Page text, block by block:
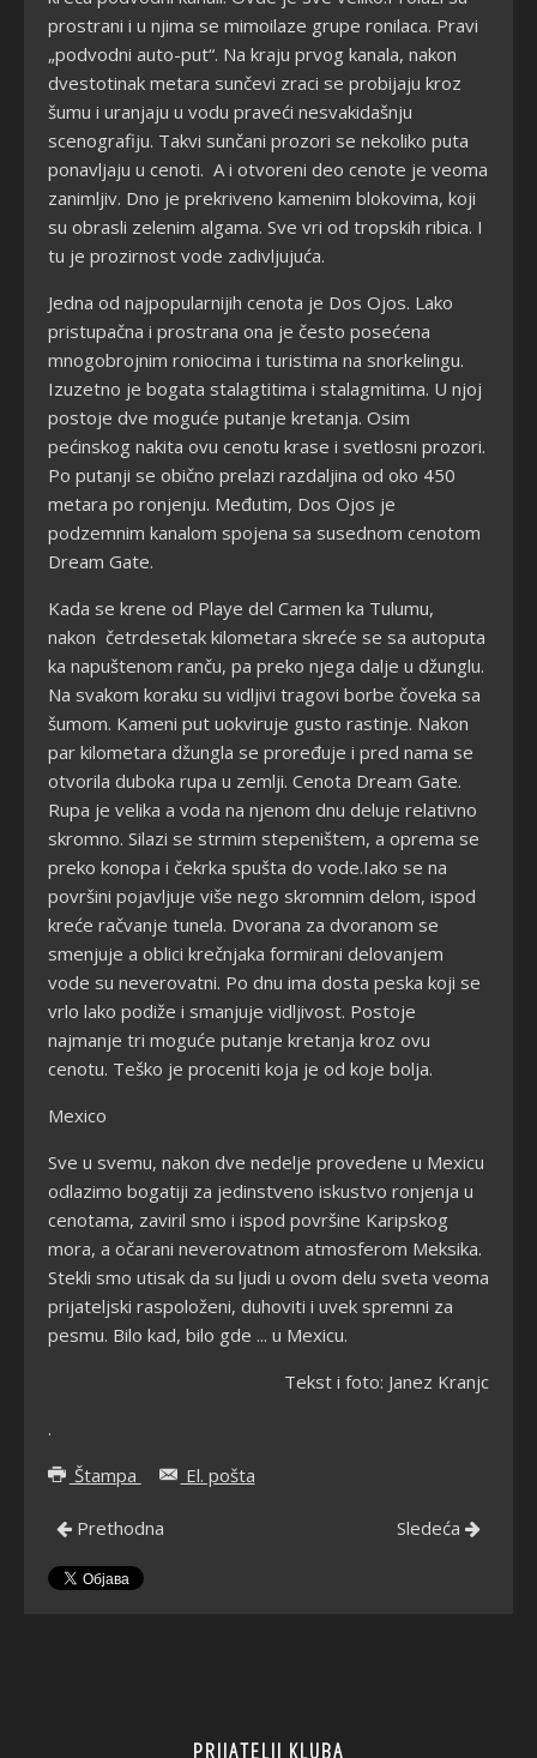
prostrani i u njima se mimoilaze grupe ronilaca. Pravi
„podvodni auto-put“. Na kraju prvog kanala, nakon
dvestotinak metara sunčevi zraci se probijaju kroz
šumu i uranjaju u vodu praveći nesvakidašnju
scenografiju. Takvi sunčani prozori se nekoliko puta
ponavljaju u cenoti. A i otvoreni deo cenote je veoma
zanimljiv. Dno je prekriveno kamenim blokovima, koji
su obrasli zelenim algama. Sve vri od tropskih ribica. I
tu je prozirnost vode zadivljujuća.
Jedna od najpopularnijih cenota je Dos Ojos. Lako
pristupačna i prostrana ona je često posećena
mnogobrojnim roniocima i turistima na snorkelingu.
Izuzetno je bogata stalagtitima i stalagmitima. U njoj
postoje dve moguće putanje kretanja. Osim
pećinskog nakita ovu cenotu krase i svetlosni prozori.
Po putanji se obično prelazi razdaljina od oko 450
metara po ronjenju. Međutim, Dos Ojos je
podzemnim kanalom spojena sa susednom cenotom
Dream Gate.
Kada se krene od Playe del Carmen ka Tulumu,
nakon četrdesetak kilometara skreće se sa autoputa
ka napuštenom ranču, pa preko njega dalje u džunglu.
Na svakom koraku su vidljivi tragovi borbe čoveka sa
šumom. Kameni put uokviruje gusto rastinje. Nakon
par kilometara džungla se proređuje i pred nama se
otvorila duboka rupa u zemlji. Cenota Dream Gate.
Rupa je velika a voda na njenom dnu deluje relativno
skromno. Silazi se strmim stepeništem, a oprema se
preko konopa i čekrka spušta do vode.Iako se na
površini pojavljuje više nego skromnim delom, ispod
kreće račvanje tunela. Dvorana za dvoranom se
smenjuje a oblici krečnjaka formirani delovanjem
vode su neverovatni. Po dnu ima dosta peska koji se
vrlo lako podiže i smanjuje vidljivost. Postoje
najmanje tri moguće putanje kretanja kroz ovu
cenotu. Teško je proceniti koja je od koje bolja.
Mexico
Sve u svemu, nakon dve nedelje provedene u Mexicu
odlazimo bogatiji za jedinstveno iskustvo ronjenja u
cenotama, zaviril smo i ispod površine Karipskog
mora, a očarani neverovatnom atmosferom Meksika.
Stekli smo utisak da su ljudi u ovom delu sveta veoma
prijateljski raspoloženi, duhoviti i uvek spremni za
pesmu. Bilo kad, bilo gde ... u Mexicu.
Tekst i foto: Janez Kranjc
.
Štampa
El. pošta
Prethodna Sledeća
PRIJATELJI KLUBA